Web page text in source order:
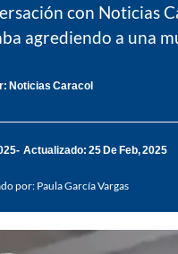
con Noticias
agrediendo a una
Noticias Caracol
Actualizado: 25 De Feb, 2025
por: Paula García Vargas